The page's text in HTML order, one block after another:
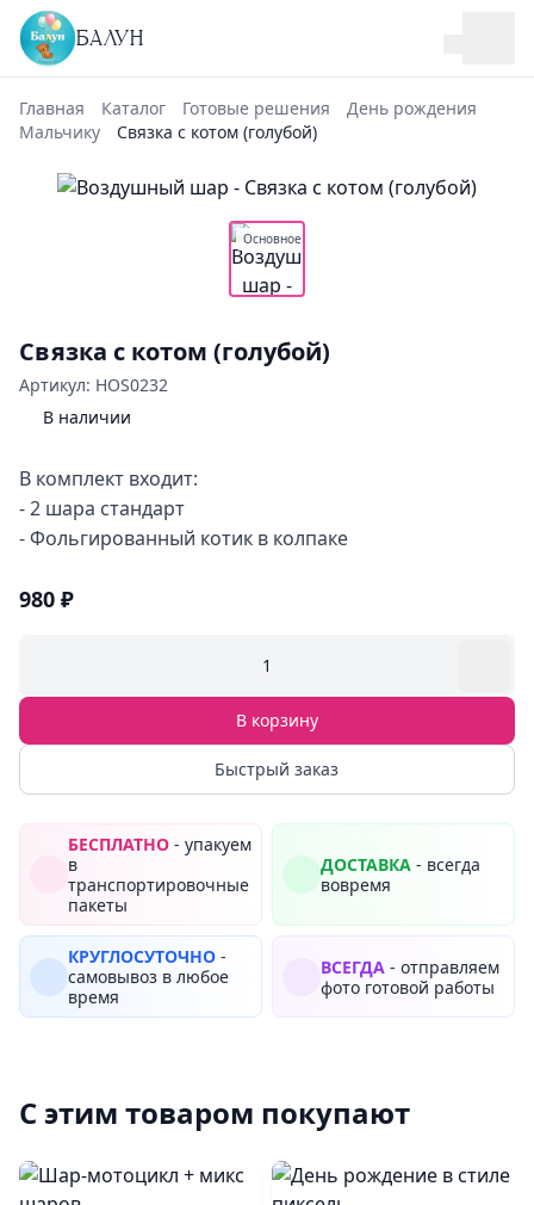
БАЛУН
Главная Каталог Готовые решения
День рождения
Мальчику
Связка с котом (голубой)
Основное
Связка с котом (голубой)
Артикул: HOS0232
В наличии
В комплект входит:
- 2 шара стандарт
- Фольгированный котик в колпаке
980 ₽
1
В корзину
Быстрый заказ
БЕСПЛАТНО - упакуем
в
транспортировочные
пакеты
ДОСТАВКА - всегда
вовремя
КРУГЛОСУТОЧНО -
самовывоз в любое
время
ВСЕГДА - отправляем
фото готовой работы
С этим товаром покупают